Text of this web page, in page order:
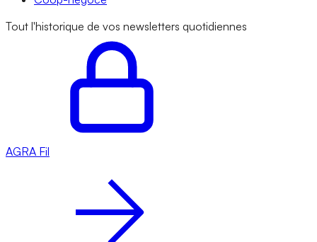
Tout l'historique de vos newsletters quotidiennes
AGRA Fil